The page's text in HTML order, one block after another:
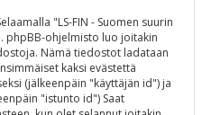
"LS-FIN - Suomen suurin
phpBB-ohjelmisto luo joitakin
Nämä tiedostot ladataan
kaksi evästettä
(jälkeenpäin "käyttäjän id") ja
"istunto id") Saat